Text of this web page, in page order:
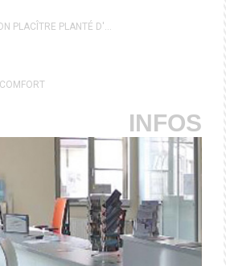
PLACÎTRE PLANTÉ D'...
INFOS